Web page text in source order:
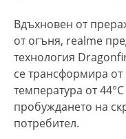
Вдъхновен от
от огъня, realme
технология
се трансформира
температура от
пробуждането на
потребител.